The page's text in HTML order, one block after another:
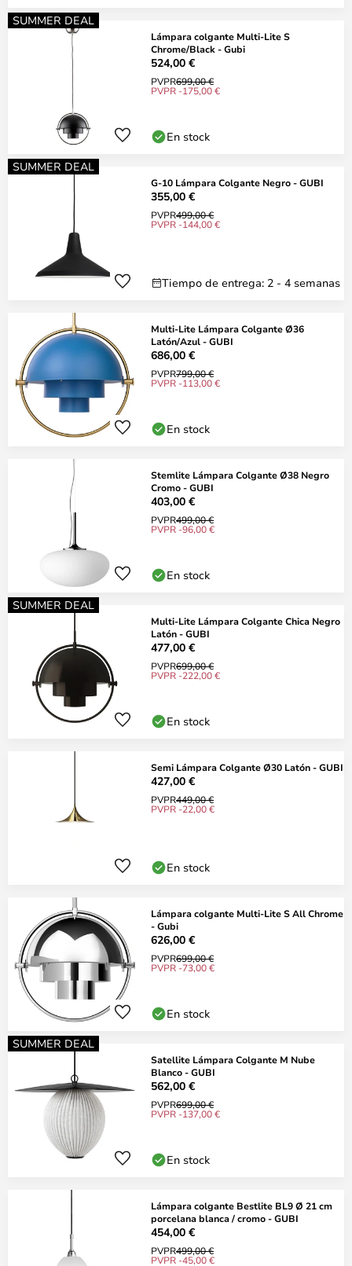
SUMMER DEAL
Lámpara colgante Multi-Lite S
Chrome/Black - Gubi
524,00 €
PVPR699,00 €
PVPR -175,00 €
En stock
SUMMER DEAL
G-10 Lámpara Colgante Negro - GUBI
355,00 €
PVPR499,00 €
PVPR -144,00 €
Tiempo de entrega: 2 - 4 semanas
Multi-Lite Lámpara Colgante Ø36
Latón/Azul - GUBI
686,00 €
PVPR799,00 €
PVPR -113,00 €
En stock
Stemlite Lámpara Colgante Ø38 Negro
Cromo - GUBI
403,00 €
PVPR499,00 €
PVPR -96,00 €
En stock
SUMMER DEAL
Multi-Lite Lámpara Colgante Chica Negro
Latón - GUBI
477,00 €
PVPR699,00 €
PVPR -222,00 €
En stock
Semi Lámpara Colgante Ø30 Latón - GUBI
427,00 €
PVPR449,00 €
PVPR -22,00 €
En stock
Lámpara colgante Multi-Lite S All Chrome
- Gubi
626,00 €
PVPR699,00 €
PVPR -73,00 €
En stock
SUMMER DEAL
Satellite Lámpara Colgante M Nube
Blanco - GUBI
562,00 €
PVPR699,00 €
PVPR -137,00 €
En stock
Lámpara colgante Bestlite BL9 Ø 21 cm
porcelana blanca / cromo - GUBI
454,00 €
PVPR499,00 €
PVPR -45,00 €